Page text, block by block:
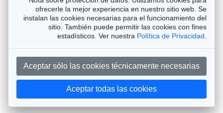
Diseño Web:Camaleón Estudio
Foro Interconexion Themis IA y ACDC
ofrecerle la mejor experiencia en nuestro sitio web. Se
instalan las cookies necesarias para el funcionamiento del
sitio. También puede permitir las cookies con fines
estadísticos. Ver nuestra Política de Privacidad
Aceptar sólo las cookies técnicamente necesarias
Aceptar todas las cookies